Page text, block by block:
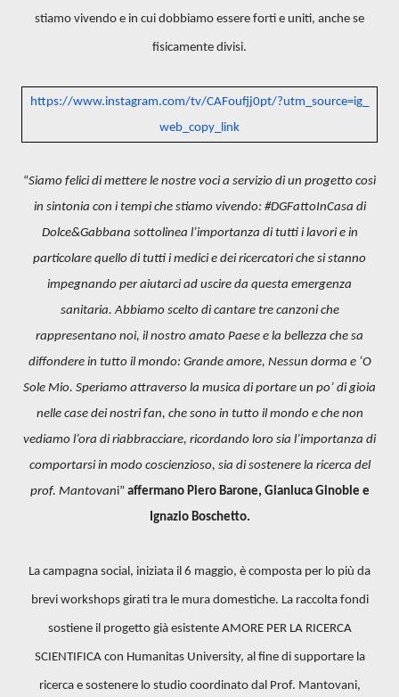
stiamo vivendo e in cui dobbiamo essere forti e uniti, anche se
fisicamente divisi.
https://www.instagram.com/tv/CAFoufjj0pt/?utm_source=ig_
web_copy_link
“Siamo felici di mettere le nostre voci a servizio di un progetto così
in sintonia con i tempi che stiamo vivendo: #DGFattoInCasa di
Dolce&Gabbana sottolinea l’importanza di tutti i lavori e in
particolare quello di tutti i medici e dei ricercatori che si stanno
impegnando per aiutarci ad uscire da questa emergenza
sanitaria. Abbiamo scelto di cantare tre canzoni che
rappresentano noi, il nostro amato Paese e la bellezza che sa
diffondere in tutto il mondo: Grande amore, Nessun dorma e ‘O
Sole Mio. Speriamo attraverso la musica di portare un po’ di gioia
nelle case dei nostri fan, che sono in tutto il mondo e che non
vediamo l’ora di riabbracciare, ricordando loro sia l’importanza di
comportarsi in modo coscienzioso, sia di sostenere la ricerca del
prof. Mantovani” affermano Piero Barone, Gianluca Ginoble e
Ignazio Boschetto.
La campagna social, iniziata il 6 maggio, è composta per lo più da
brevi workshops girati tra le mura domestiche. La raccolta fondi
sostiene il progetto già esistente AMORE PER LA RICERCA
SCIENTIFICA con Humanitas University, al fine di supportare la
ricerca e sostenere lo studio coordinato dal Prof. Mantovani,